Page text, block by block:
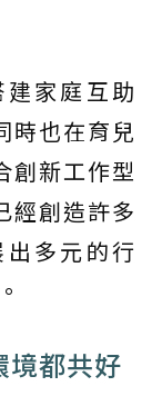
家庭互助
時也在育兒
創新工作型
經創造許多
多元的行
境都共好